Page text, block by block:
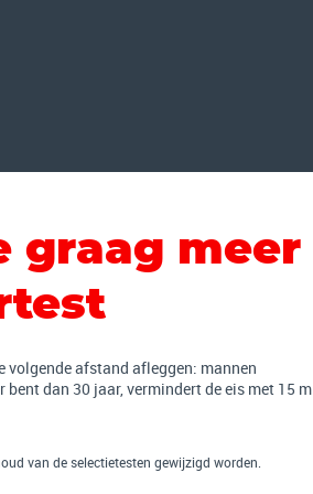
graag meer
volgende afstand afleggen: mannen
dan 30 jaar, vermindert de eis met 15 m
van de selectietesten gewijzigd worden.